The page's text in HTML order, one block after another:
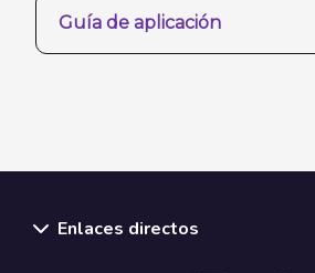
Guía de aplicación
Enlaces directos